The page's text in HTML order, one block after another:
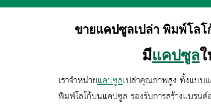
ขายแคปซูลเปล่า พิมพ์โล
มีแคปซูล
เราจำหน่ายแคปซูลเปล่าคุณภาพสูง ทั้งแบบ
พิมพ์โลโก้บนแคปซูล รองรับการสร้างแบรน